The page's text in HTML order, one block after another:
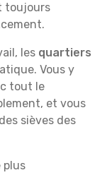
toujours
les quartiers
Vous y
tout le
et vous
sièves des
plus